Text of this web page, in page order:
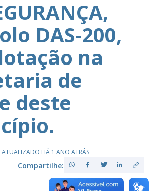
DAS-200,
na
de
deste
ATUALIZADO HÁ 1 ANO ATRÁS
Compartilhe: